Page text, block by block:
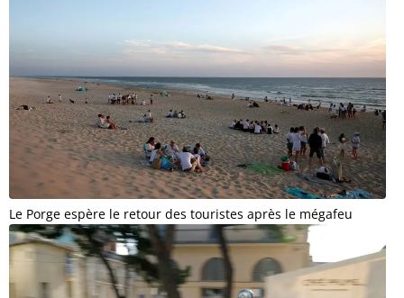
Le Porge espère le retour des touristes après le mégafeu